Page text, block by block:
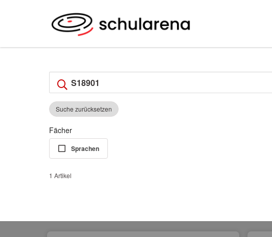
Suche zurücksetzen
Fächer
Sprachen
1 Artikel